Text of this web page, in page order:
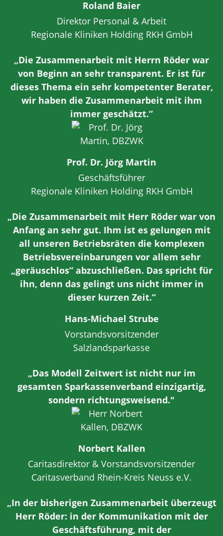
Roland Baier
Direktor Personal & Arbeit
Regionale Kliniken Holding RKH GmbH
„Die Zusammenarbeit mit Herrn Röder war
von Beginn an sehr transparent. Er ist für
dieses Thema ein sehr kompetenter Berater,
wir haben die Zusammenarbeit mit ihm
immer geschätzt.“
Prof. Dr. Jörg Martin
Geschäftsführer
Regionale Kliniken Holding RKH GmbH
„Die Zusammenarbeit mit Herr Röder war von
Anfang an sehr gut. Ihm ist es gelungen mit
all unseren Betriebsräten die komplexen
Betriebsvereinbarungen vor allem sehr
„geräuschlos“ abzuschließen. Das spricht für
ihn, denn das gelingt uns nicht immer in
dieser kurzen Zeit.“
Hans-Michael Strube
Vorstandsvorsitzender
Salzlandsparkasse
„Das Modell Zeitwert ist nicht nur im
gesamten Sparkassenverband einzigartig,
sondern richtungsweisend."
Norbert Kallen
Caritasdirektor & Vorstandsvorsitzender
Caritasverband Rhein-Kreis Neuss e.V.
„In der bisherigen Zusammenarbeit überzeugt
Herr Röder: in der Kommunikation mit der
Geschäftsführung, mit der